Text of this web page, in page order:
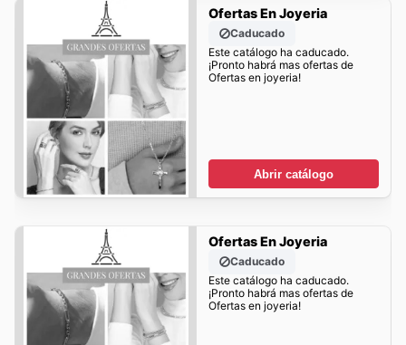
Ofertas En Joyeria
Caducado
Este catálogo ha caducado.
¡Pronto habrá mas ofertas de
Ofertas en joyeria!
Abrir catálogo
Ofertas En Joyeria
Caducado
Este catálogo ha caducado.
¡Pronto habrá mas ofertas de
Ofertas en joyeria!